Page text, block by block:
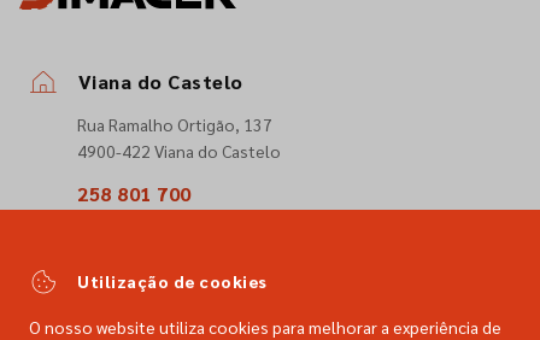
Viana do Castelo
Rua Ramalho Ortigão, 137
4900-422 Viana do Castelo
258 801 700
comercial@dimacer.com
Utilização de cookies
O nosso website utiliza cookies para melhorar a experiência de